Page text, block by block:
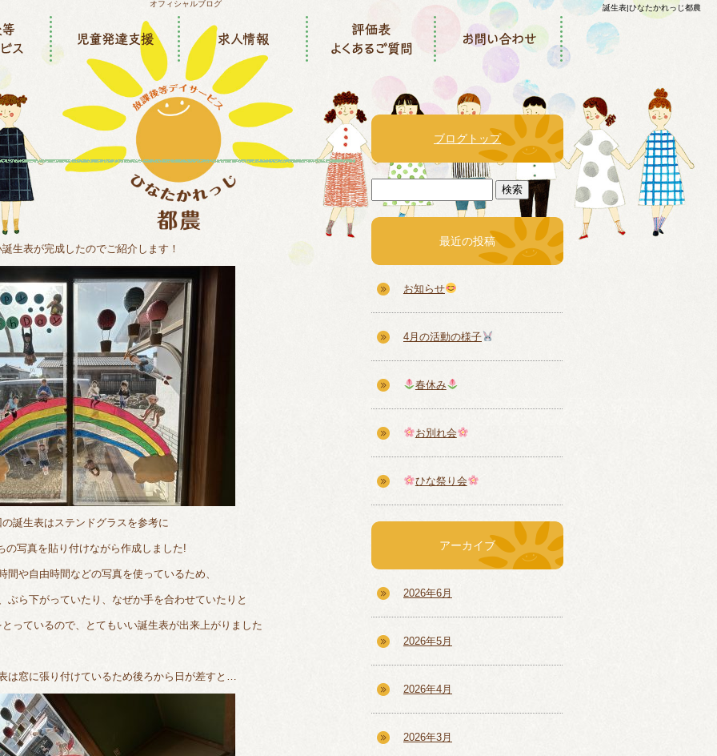
誕生表|ひなたかれっじ都農
生表が完成したのでご紹介します！
の誕生表はステンドグラスを参考に
の写真を貼り付けながら作成しました!
間や自由時間などの写真を使っているため、
ぶら下がっていたり、なぜか手を合わせていたりと
っているので、とてもいい誕生表が出来上がりました
は窓に張り付けているため後ろから日が差すと…
ブログトップ
最近の投稿
お知らせ
4月の活動の様子
春休み
お別れ会
ひな祭り会
アーカイブ
2026年6月
2026年5月
2026年4月
2026年3月